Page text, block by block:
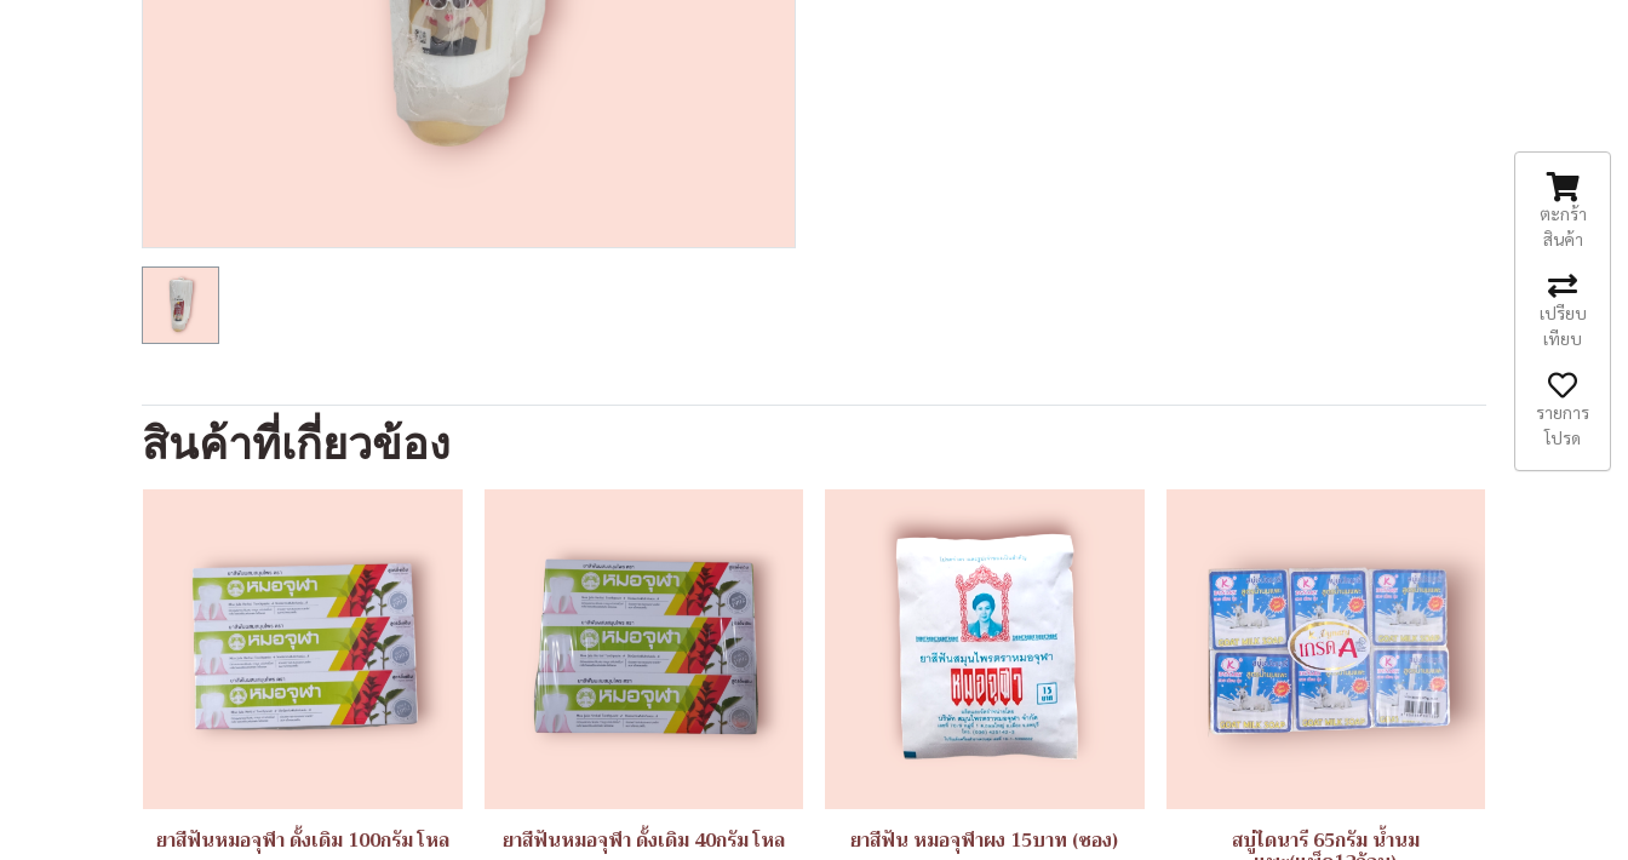
สินค้าที่เกี่ยวข้อง
ยาสีฟันหมอจุฬา ดั้งเดิม 100กรัม โหล ยาสีฟันหมอจุฬา ดั้งเดิม 40กรัม โหล ยาสีฟัน หมอจุฬาผง 15บาท (ซอง) สบู่ไดนารี 65กรัม น้ำนม
ตะกร้า
สินค้า
เปรียบ
เทียบ
รายการ
โปรด